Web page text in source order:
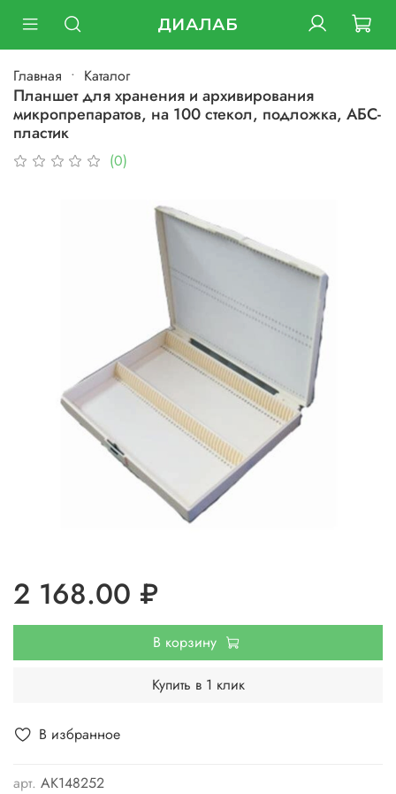
ДИАЛАБ
Главная Каталог
Планшет для хранения и архивирования
микропрепаратов, на 100 стекол, подложка, АБС-
пластик
(0)
В избранное
арт. АК148252
2 168.00 ₽
В корзину
Купить в 1 клик